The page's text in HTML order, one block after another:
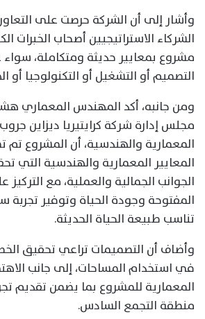
وأشار إلى أن الشركة حرصت على
الشركاء الاستراتيجيين أصحاب الخبرات
مشروع بمعايير حديثة ومتكاملة،
التصميم أو التشغيل أو التكنولوجيا أو
ومن جانبه، أكد المهندس المعماري
مجلس إدارة شركة كرايتيريا ديزاين
المعمارية والهندسية، أن المشروع
المعايير المعمارية والهندسية التي
الجوانب الجمالية والعملية، مع
المفتوحة وجودة الحياة وتوفير تجربة
تناسب طبيعة الحياة الحديثة.
وأضاف أن التصميمات تراعي تحقيق
في استخدام المساحات، إلى جانب
المعمارية للمشروع بما يضمن تقديم
منطقة التجمع السادس.